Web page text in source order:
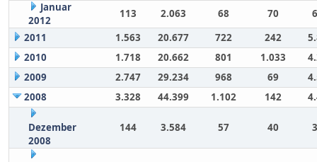
Januar
2012
113 2.063 68 70
2011
1.563 20.677 722 242
2010
1.718 20.662 801 1.033
2009
2.747 29.234 968 69
2008
3.328 44.399 1.102 142
Dezember
2008
144 3.584 57 40